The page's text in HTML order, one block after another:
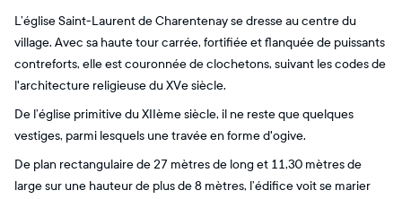
L’église Saint-Laurent de Charentenay se dresse au centre du
village. Avec sa haute tour carrée, fortifiée et flanquée de puissants
contreforts, elle est couronnée de clochetons, suivant les codes de
l'architecture religieuse du XVe siècle.
De l’église primitive du XIIème siècle, il ne reste que quelques
vestiges, parmi lesquels une travée en forme d'ogive.
De plan rectangulaire de 27 mètres de long et 11,30 mètres de
large sur une hauteur de plus de 8 mètres, l’édifice voit se marier